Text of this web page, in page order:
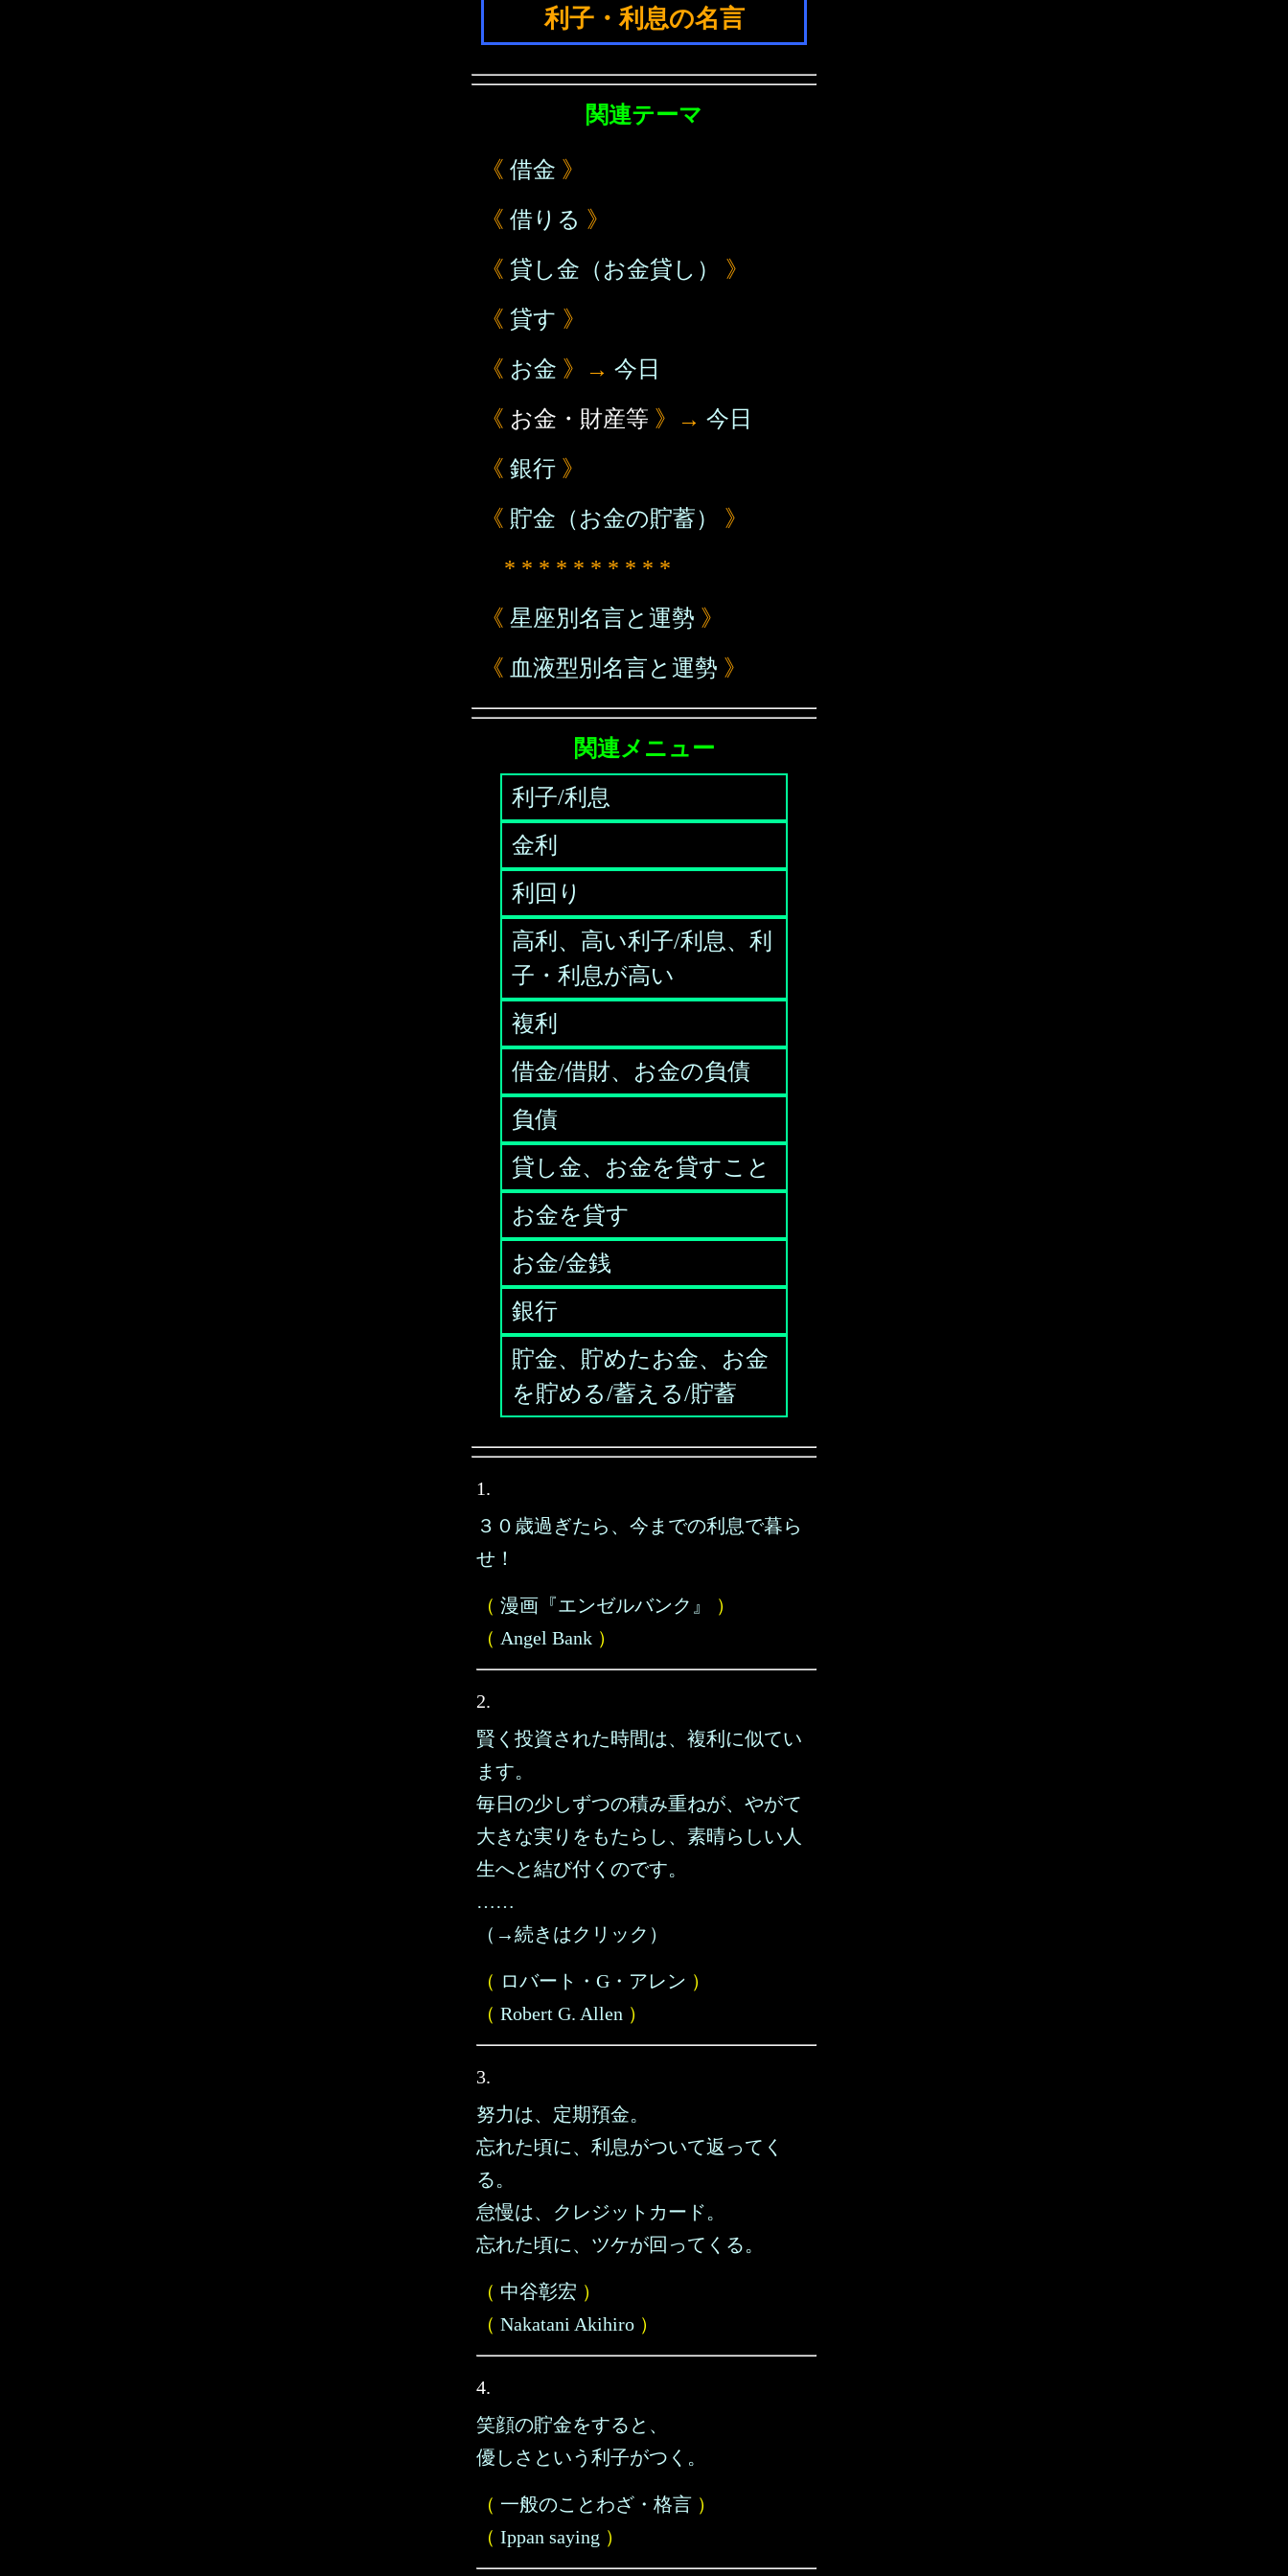
利子・利息の名言
関連テーマ
《 借金 》
《 借りる 》
《 貸し金（お金貸し）
》
《 貸す 》
《 お金 》→ 今日
《 お金・財産等 》→ 今日
《 銀行 》
《 貯金（お金の貯蓄）
》
* * * * * * * * * *
《 星座別名言と運勢 》
《 血液型別名言と運勢 》
関連メニュー
利子/利息
金利
利回り
高利、高い利子/利息、利
子・利息が高い
複利
借金/借財、お金の負債
負債
貸し金、お金を貸すこと
お金を貸す
お金/金銭
銀行
貯金、貯めたお金、お金
を貯める/蓄える/貯蓄
1.
３０歳過ぎたら、今までの利息で暮ら
せ！
（ 漫画『エンゼルバンク』
）
（ Angel Bank ）
2.
賢く投資された時間は、複利に似てい
ます。
毎日の少しずつの積み重ねが、やがて
大きな実りをもたらし、素晴らしい人
生へと結び付くのです。
……
（→続きはクリック）
（ ロバート・G・アレン ）
（ Robert G. Allen ）
3.
努力は、定期預金。
忘れた頃に、利息がついて返ってく
る。
怠慢は、クレジットカード。
忘れた頃に、ツケが回ってくる。
（ 中谷彰宏 ）
（ Nakatani Akihiro ）
4.
笑顔の貯金をすると、
優しさという利子がつく。
（ 一般のことわざ・格言 ）
（ Ippan saying ）